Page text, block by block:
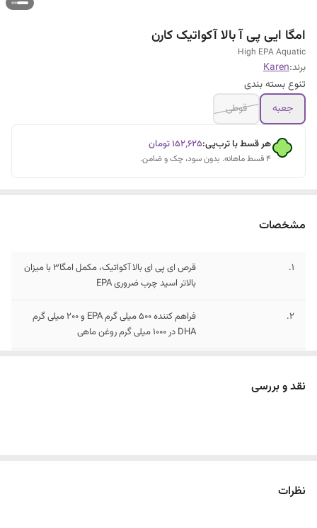
امگا ایی پی آ بالا آکواتیک کارن
High EPA Aquatic
برند:Karen
تنوع بسته بندی
جعبه
قوطی
هر قسط با ترب‌پی:۱۵۲٬۶۲۵تومان
۴ قسط ماهانه. بدون سود، چک و ضامن.
مشخصات
1.
قرص ای پی ای بالا آکواتیک، مکمل امگا3 با میزان
بالاتر اسید چرب ضروری EPA
2.
فراهم کننده 500 میلی گرم EPA و 200 میلی گرم
DHA در 1000 میلی گرم روغن ماهی
نقد و بررسی
نظرات